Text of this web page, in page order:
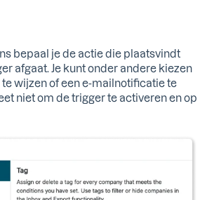
bepaal je de actie die plaatsvindt
afgaat. Je kunt onder andere kiezen
wijzen of een e-mailnotificatie te
niet om de trigger te activeren en op